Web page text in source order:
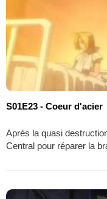
S01E23 - Coeur d'acier
Après la quasi
Central pour réparer la